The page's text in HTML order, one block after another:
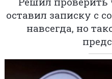
оставил записку с
навсегда, но